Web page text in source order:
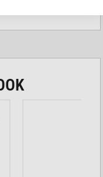
Wave 2* Delta
* Alleen i.c.m.